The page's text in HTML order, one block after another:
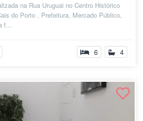
na Rua Uruguai no Centro Histórico
do Porto , Prefeitura, Mercado Público,
f...
6 4